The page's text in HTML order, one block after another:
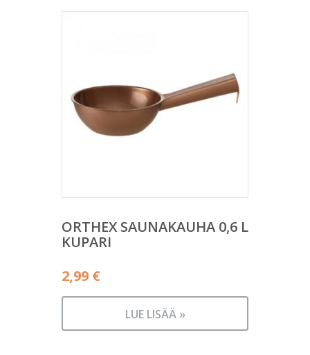
ORTHEX SAUNAKAUHA 0,6 L
KUPARI
2,99 €
LUE LISÄÄ »